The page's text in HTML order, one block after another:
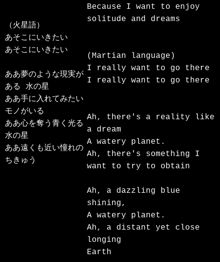
（火星語）
あそこにいきたい
あそこにいきたい
ああ夢のような現実が
ある 水の星
ああ手に入れてみたい
モノがいる
ああ心を奪う青く光る
水の星
ああ遠くも近い憧れの
Because I want to enjoy
solitude and dreams
(Martian language)
I really want to go there
I really want to go there
Ah, there's a reality like
a dream
A watery planet.
Ah, there's something I
want to try to obtain
Ah, a dazzling blue
shining,
A watery planet.
Ah, a distant yet close
longing